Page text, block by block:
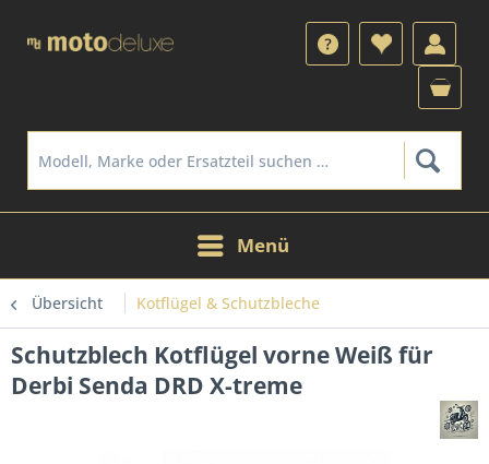
Menü
Übersicht Kotflügel & Schutzbleche
Schutzblech Kotflügel vorne Weiß für
Derbi Senda DRD X-treme